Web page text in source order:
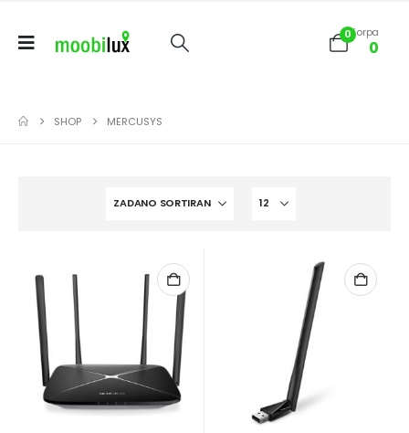
0Korpa
0
SHOP MERCUSYS